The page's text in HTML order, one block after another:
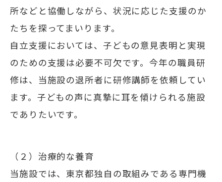
所などと協働しながら、状況に応じた支援のか
たちを探ってまいります。
自立支援においては、子どもの意見表明と実現
のための支援は必要不可欠です。今年の職員研
修は、当施設の退所者に研修講師を依頼してい
ます。子どもの声に真摯に耳を傾けられる施設
でありたいです。
（２）治療的な養育
当施設では、東京都独自の取組みである専門機